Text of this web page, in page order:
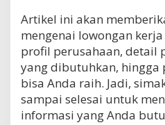
i
K
e
c
a
m
a
t
a
Artikel ini akan
mengenai lowongan
profil perusahaan, detail
yang dibutuhkan, hingga
bisa Anda raih. Jadi,
sampai selesai untuk
informasi yang Anda